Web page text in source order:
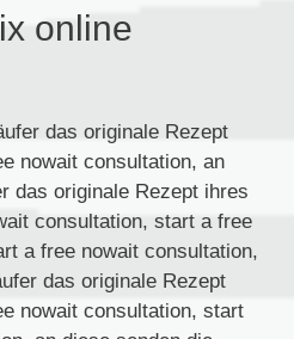
online
das originale Rezept
nowait consultation, an
das originale Rezept ihres
consultation, start a free
a free nowait consultation,
das originale Rezept
nowait consultation, start